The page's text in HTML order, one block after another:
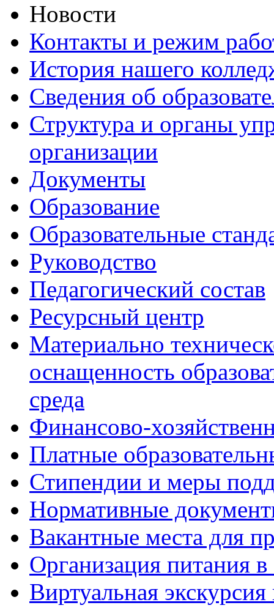
Новости
Контакты и режим
История нашего
Сведения об
Структура и органы
организации
Документы
Образование
Образовательные
Руководство
Педагогический состав
Ресурсный центр
Материально
оснащенность
среда
Финансово-
Платные
Стипендии и меры
Нормативные
Вакантные места для
Организация питания в
Виртуальная